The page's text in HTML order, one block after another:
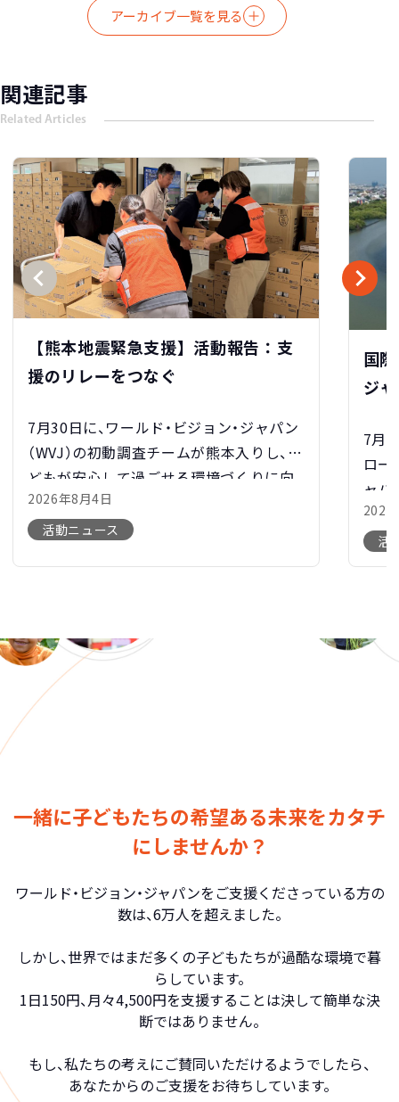
アーカイブ一覧を見る
関連記事
Related Articles
【熊本地震緊急支援】活動報告：支
援のリレーをつなぐ
7月30日に、ワールド・ビジョン・ジャパン
（WVJ）の初動調査チームが熊本入りし、子
どもが安心して過ごせる環境づくりに向
け動き始めました。 熊本県では、猛暑が続
く中、多くの地域で断水が発生し、水の確
2026年8月4日
活動ニュース
国
ジ
7月
ロー
ャパ
社の
カル
2026
活
一緒に子どもたちの希望ある未来をカタチ
にしませんか？
ワールド・ビジョン・ジャパンをご支援くださっている方の
数は、6万人を超えました。
しかし、世界ではまだ多くの子どもたちが過酷な環境で暮
らしています。
1日150円、月々4,500円を支援することは決して簡単な決
断ではありません。
もし、私たちの考えにご賛同いただけるようでしたら、
あなたからのご支援をお待ちしています。